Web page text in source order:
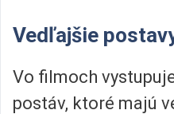
Vedľajšie
Vo filmoch
postáv, ktoré majú